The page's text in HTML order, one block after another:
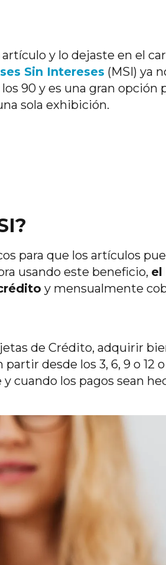
y lo dejaste en el
Sin Intereses (MSI) ya
90 y es una gran
sola exhibición.
para que los artículos
usando este beneficio, el
y mensualmente
de Crédito, adquirir
desde los 3, 6, 9 o 12
y cuando los pagos sean